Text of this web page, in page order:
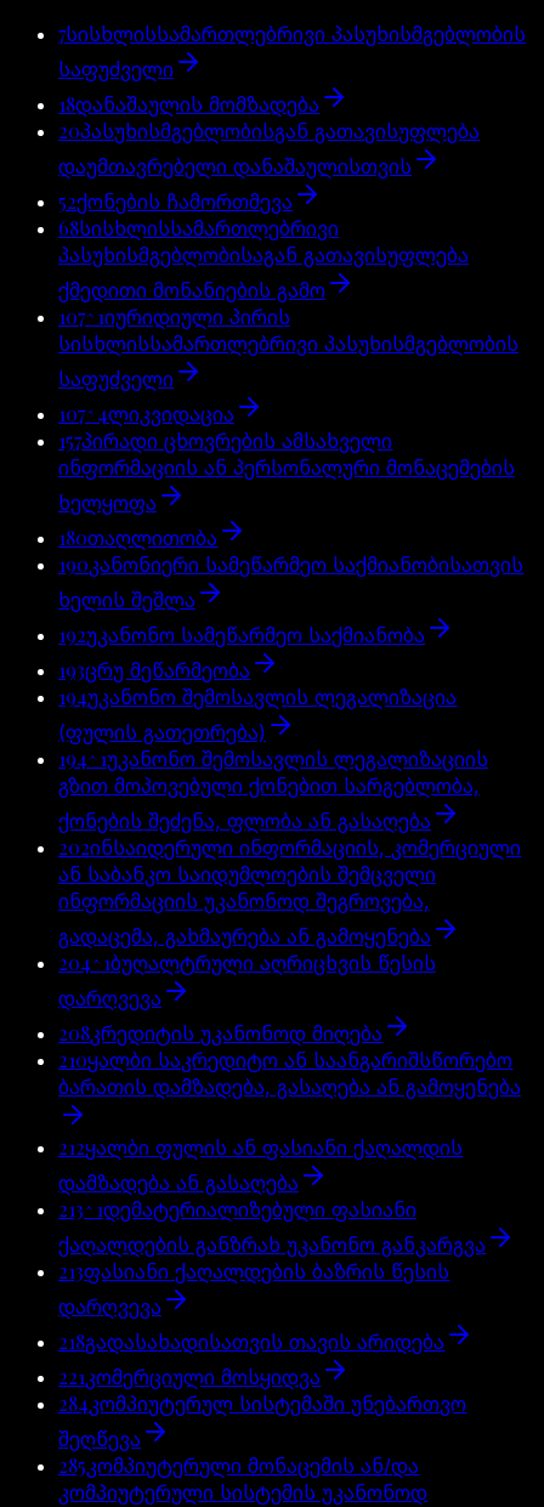
7სისხლისსამართლებრივი პასუხისმგებლობის
საფუძველი
18დანაშაულის მომზადება
20პასუხისმგებლობისგან გათავისუფლება
დაუმთავრებელი დანაშაულისთვის
52ქონების ჩამორთმევა
68სისხლისსამართლებრივი
პასუხისმგებლობისაგან გათავისუფლება
ქმედითი მონანიების გამო
107^1იურიდიული პირის
სისხლისსამართლებრივი პასუხისმგებლობის
საფუძველი
107^4ლიკვიდაცია
157პირადი ცხოვრების ამსახველი
ინფორმაციის ან პერსონალური მონაცემების
ხელყოფა
180თაღლითობა
190კანონიერი სამეწარმეო საქმიანობისათვის
ხელის შეშლა
192უკანონო სამეწარმეო საქმიანობა
193ცრუ მეწარმეობა
194უკანონო შემოსავლის ლეგალიზაცია
(ფულის გათეთრება)
194^1უკანონო შემოსავლის ლეგალიზაციის
გზით მოპოვებული ქონებით სარგებლობა,
ქონების შეძენა, ფლობა ან გასაღება
202ინსაიდერული ინფორმაციის, კომერციული
ან საბანკო საიდუმლოების შემცველი
ინფორმაციის უკანონოდ შეგროვება,
გადაცემა, გახმაურება ან გამოყენება
204^1ბუღალტრული აღრიცხვის წესის
დარღვევა
208კრედიტის უკანონოდ მიღება
210ყალბი საკრედიტო ან საანგარიშსწორებო
ბარათის დამზადება, გასაღება ან გამოყენება
212ყალბი ფულის ან ფასიანი ქაღალდის
დამზადება ან გასაღება
213^1დემატერიალიზებული ფასიანი
ქაღალდების განზრახ უკანონო განკარგვა
213ფასიანი ქაღალდების ბაზრის წესის
დარღვევა
218გადასახადისათვის თავის არიდება
221კომერციული მოსყიდვა
284კომპიუტერულ სისტემაში უნებართვო
შეღწევა
285კომპიუტერული მონაცემის ან/და
კომპიუტერული სისტემის უკანონოდ